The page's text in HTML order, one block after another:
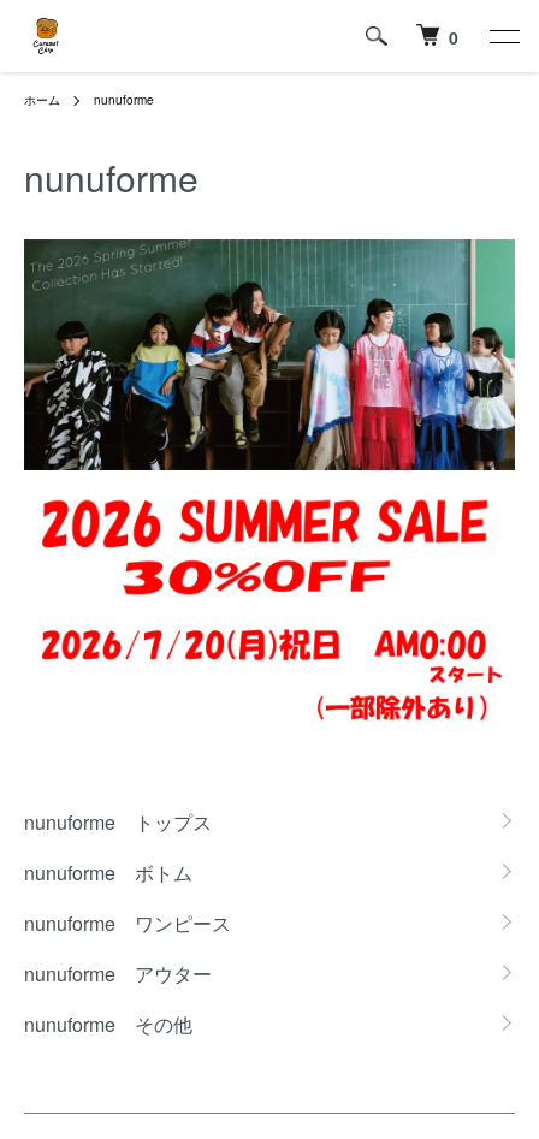
0
ホーム nunuforme
nunuforme
カテゴリー一覧
nunuforme トップス
nunuforme ボトム
nunuforme ワンピース
nunuforme アウター
nunuforme その他